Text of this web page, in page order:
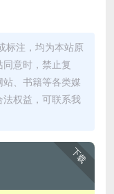
标注，均为本站原
意时，禁止复
、书籍等各类媒
权益，可联系我
下载